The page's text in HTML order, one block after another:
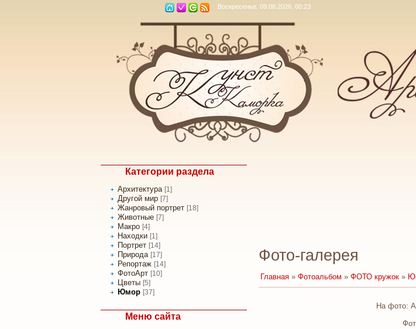
Воскресенье, 09.08.2026, 00:23
Категории раздела
Архитектура [1]
Другой мир [7]
Жанровый портрет [18]
Животные [7]
Макро [4]
Находки [1]
Портрет [14]
Природа [17]
Репортаж [14]
ФотоАрт [10]
Цветы [5]
Юмор [37]
Меню сайта
Фото-галерея
Главная » Фотоальбом » ФОТО кружок »
На фото: